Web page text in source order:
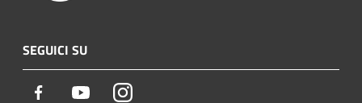
SEGUICI SU
Facebook YoutubeInstagram